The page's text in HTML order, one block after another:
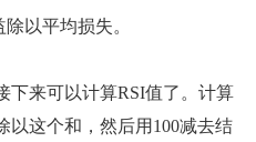
以平均损失。
下来可以计算RSI值了。计算
以这个和，然后用100减去结